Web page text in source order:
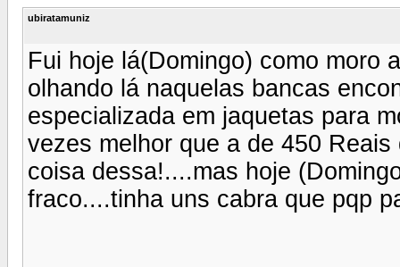
ubiratamuniz
Fui hoje lá(Domingo) como moro
olhando lá naquelas bancas
especializada em jaquetas para
vezes melhor que a de 450
coisa dessa!....mas hoje
fraco....tinha uns cabra que pqp